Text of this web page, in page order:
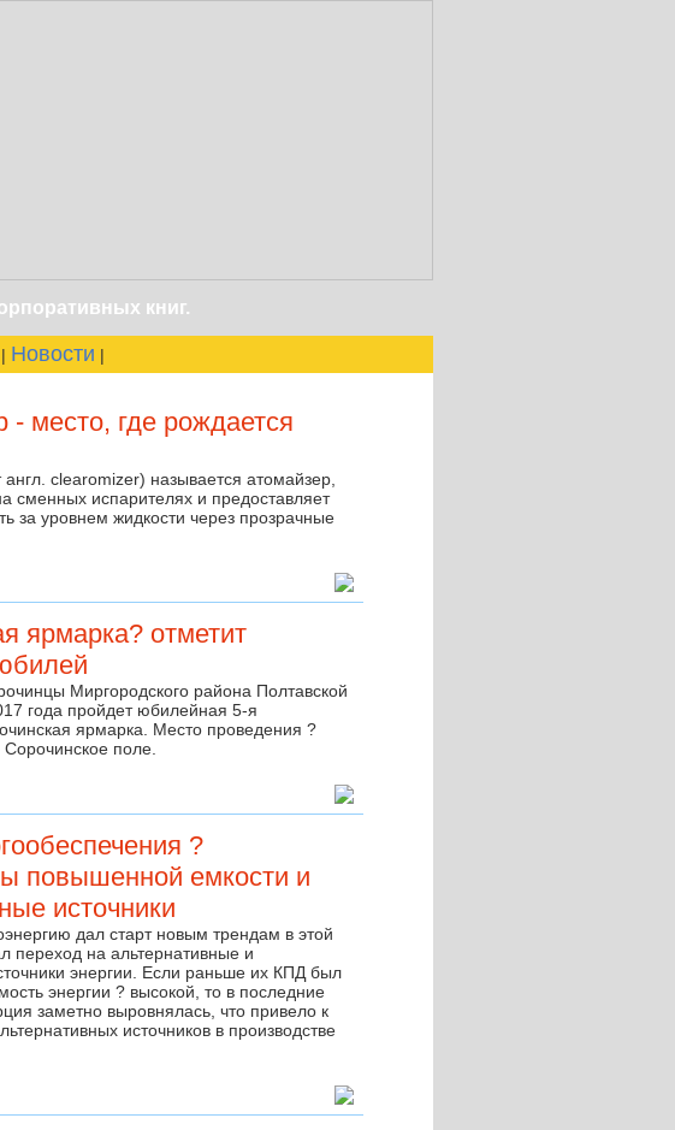
книг.
| Новости |
- место, где рождается
clearomizer) называется атомайзер,
сменных испарителях и предоставляет
за уровнем жидкости через прозрачные
ярмарка? отметит
Миргородского района Полтавской
года пройдет юбилейная 5-я
ярмарка. Место проведения ?
поле.
?
повышенной емкости и
источники
дал старт новым трендам в этой
переход на альтернативные и
энергии. Если раньше их КПД был
энергии ? высокой, то в последние
заметно выровнялась, что привело к
источников в производстве